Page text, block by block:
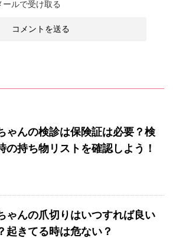
ルで受け取る
ゃんの検診は保険証は必要？検
の持ち物リストを確認しよう！
ゃんの爪切りはいつすれば良い
起きてる時は危ない？